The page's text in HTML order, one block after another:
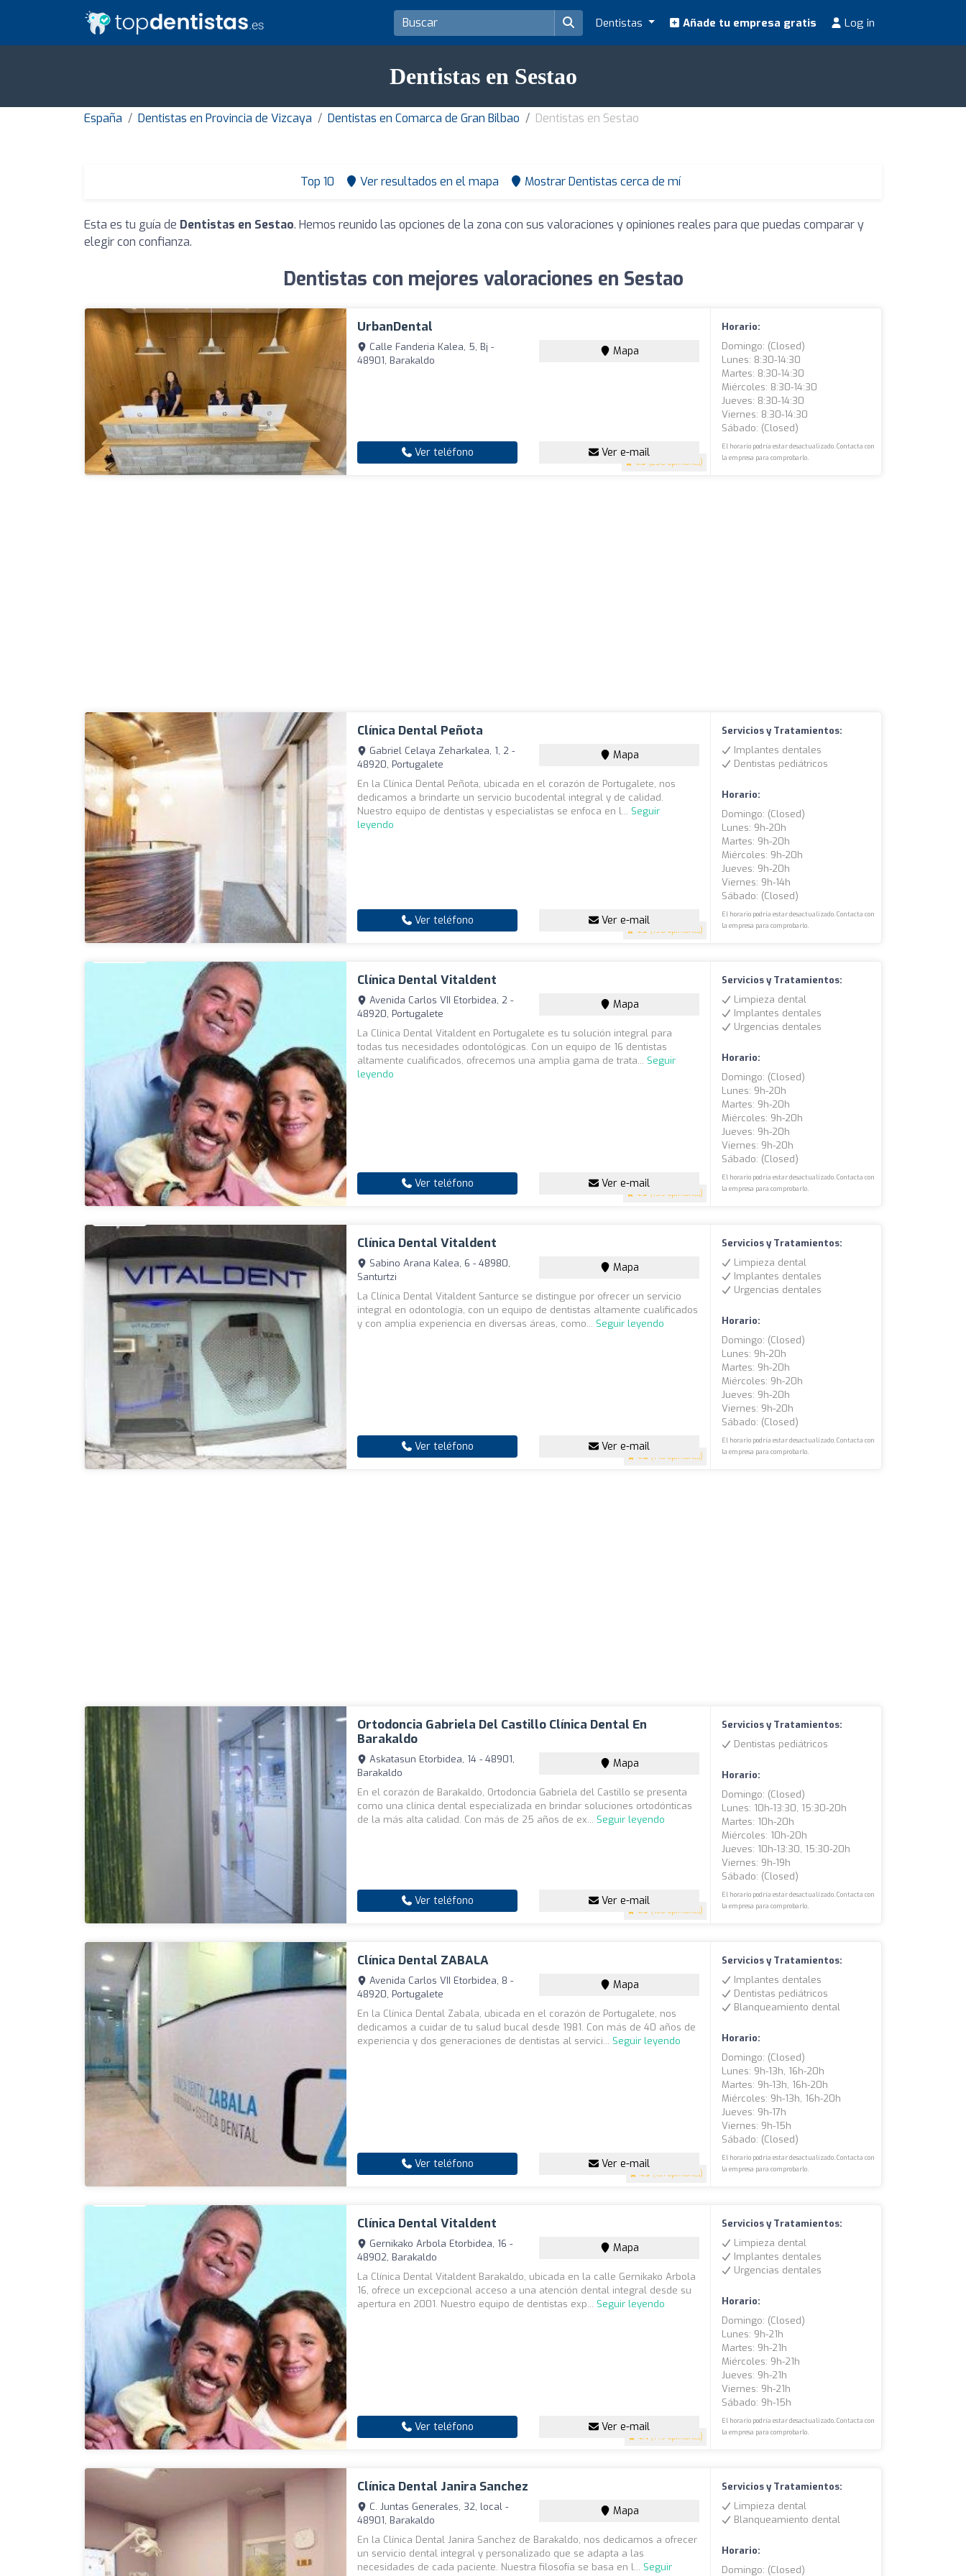
Dentistas Añade tu empresa gratis Log in
Dentistas en Sestao
España Dentistas en Provincia de Vizcaya Dentistas en Comarca de Gran Bilbao Dentistas en Sestao
Top 10 Ver resultados en el mapa Mostrar Dentistas cerca de mí
Esta es tu guía de Dentistas en Sestao. Hemos reunido las opciones de la zona con sus valoraciones y opiniones reales para que puedas comparar y
elegir con confianza.
Dentistas con mejores valoraciones en Sestao
UrbanDental
4.9 (258 opiniones)
Calle Fanderia Kalea, 5, Bj -
48901, Barakaldo
Mapa
Ver teléfono Ver e-mail
Horario:
Domingo: (closed)
Lunes: 8:30-14:30
Martes: 8:30-14:30
Miércoles: 8:30-14:30
Jueves: 8:30-14:30
Viernes: 8:30-14:30
Sábado: (closed)
El horario podría estar desactualizado. Contacta con
la empresa para comprobarlo.
Clínica Dental Peñota
4.9 (198 opiniones)
Gabriel Celaya Zeharkalea, 1, 2 -
48920, Portugalete
Mapa
En la Clínica Dental Peñota, ubicada en el corazón de Portugalete, nos
dedicamos a brindarte un servicio bucodental integral y de calidad.
Nuestro equipo de dentistas y especialistas se enfoca en l... Seguir
leyendo
Ver teléfono Ver e-mail
Servicios y Tratamientos:
Implantes dentales
Dentistas pediátricos
Horario:
Domingo: (closed)
Lunes: 9h-20h
Martes: 9h-20h
Miércoles: 9h-20h
Jueves: 9h-20h
Viernes: 9h-14h
Sábado: (closed)
El horario podría estar desactualizado. Contacta con
la empresa para comprobarlo.
Clínica Dental Vitaldent
4.9 (159 opiniones)
Avenida Carlos VII Etorbidea, 2 -
48920, Portugalete
Mapa
La Clínica Dental Vitaldent en Portugalete es tu solución integral para
todas tus necesidades odontológicas. Con un equipo de 16 dentistas
altamente cualificados, ofrecemos una amplia gama de trata... Seguir
leyendo
Ver teléfono Ver e-mail
Servicios y Tratamientos:
Limpieza dental
Implantes dentales
Urgencias dentales
Horario:
Domingo: (closed)
Lunes: 9h-20h
Martes: 9h-20h
Miércoles: 9h-20h
Jueves: 9h-20h
Viernes: 9h-20h
Sábado: (closed)
El horario podría estar desactualizado. Contacta con
la empresa para comprobarlo.
Clínica Dental Vitaldent
4.8 (140 opiniones)
Sabino Arana Kalea, 6 - 48980,
Santurtzi
Mapa
La Clínica Dental Vitaldent Santurce se distingue por ofrecer un servicio
integral en odontología, con un equipo de dentistas altamente cualificados
y con amplia experiencia en diversas áreas, como... Seguir leyendo
Ver teléfono Ver e-mail
Servicios y Tratamientos:
Limpieza dental
Implantes dentales
Urgencias dentales
Horario:
Domingo: (closed)
Lunes: 9h-20h
Martes: 9h-20h
Miércoles: 9h-20h
Jueves: 9h-20h
Viernes: 9h-20h
Sábado: (closed)
El horario podría estar desactualizado. Contacta con
la empresa para comprobarlo.
Ortodoncia Gabriela Del Castillo Clínica Dental En
Barakaldo
4.9 (130 opiniones)
Askatasun Etorbidea, 14 - 48901,
Barakaldo
Mapa
En el corazón de Barakaldo, Ortodoncia Gabriela del Castillo se presenta
como una clínica dental especializada en brindar soluciones ortodónticas
de la más alta calidad. Con más de 25 años de ex... Seguir leyendo
Ver teléfono Ver e-mail
Servicios y Tratamientos:
Dentistas pediátricos
Horario:
Domingo: (closed)
Lunes: 10h-13:30, 15:30-20h
Martes: 10h-20h
Miércoles: 10h-20h
Jueves: 10h-13:30, 15:30-20h
Viernes: 9h-19h
Sábado: (closed)
El horario podría estar desactualizado. Contacta con
la empresa para comprobarlo.
Clínica Dental ZABALA
4.9 (131 opiniones)
Avenida Carlos VII Etorbidea, 8 -
48920, Portugalete
Mapa
En la Clínica Dental Zabala, ubicada en el corazón de Portugalete, nos
dedicamos a cuidar de tu salud bucal desde 1981. Con más de 40 años de
experiencia y dos generaciones de dentistas al servici... Seguir leyendo
Ver teléfono Ver e-mail
Servicios y Tratamientos:
Implantes dentales
Dentistas pediátricos
Blanqueamiento dental
Horario:
Domingo: (closed)
Lunes: 9h-13h, 16h-20h
Martes: 9h-13h, 16h-20h
Miércoles: 9h-13h, 16h-20h
Jueves: 9h-17h
Viernes: 9h-15h
Sábado: (closed)
El horario podría estar desactualizado. Contacta con
la empresa para comprobarlo.
Clínica Dental Vitaldent
4.4 (149 opiniones)
Gernikako Arbola Etorbidea, 16 -
48902, Barakaldo
Mapa
La Clínica Dental Vitaldent Barakaldo, ubicada en la calle Gernikako Arbola
16, ofrece un excepcional acceso a una atención dental integral desde su
apertura en 2001. Nuestro equipo de dentistas exp... Seguir leyendo
Ver teléfono Ver e-mail
Servicios y Tratamientos:
Limpieza dental
Implantes dentales
Urgencias dentales
Horario:
Domingo: (closed)
Lunes: 9h-21h
Martes: 9h-21h
Miércoles: 9h-21h
Jueves: 9h-21h
Viernes: 9h-21h
Sábado: 9h-15h
El horario podría estar desactualizado. Contacta con
la empresa para comprobarlo.
Clínica Dental Janira Sanchez
C. Juntas Generales, 32, local -
48901, Barakaldo
Mapa
En la Clínica Dental Janira Sanchez de Barakaldo, nos dedicamos a ofrecer
un servicio dental integral y personalizado que se adapta a las
necesidades de cada paciente. Nuestra filosofía se basa en l... Seguir
Servicios y Tratamientos:
Limpieza dental
Blanqueamiento dental
Horario:
Domingo: (closed)